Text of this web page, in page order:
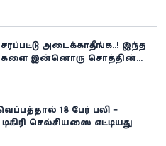
அடைக்காதீங்க..! இந்த
இன்னொரு சொத்தின்
18 பேர் பலி –
செல்சியஸை எட்டியது